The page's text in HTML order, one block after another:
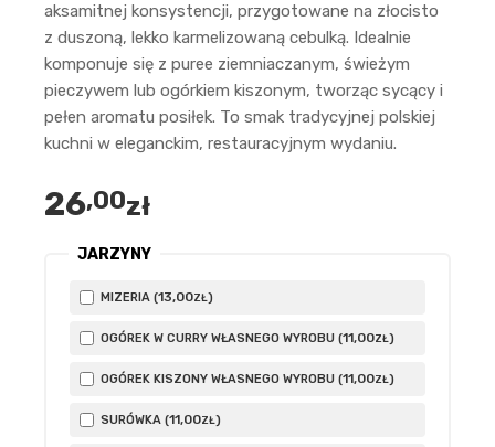
aksamitnej konsystencji, przygotowane na złocisto
z duszoną, lekko karmelizowaną cebulką. Idealnie
komponuje się z puree ziemniaczanym, świeżym
pieczywem lub ogórkiem kiszonym, tworząc sycący i
pełen aromatu posiłek. To smak tradycyjnej polskiej
kuchni w eleganckim, restauracyjnym wydaniu.
26,00zł
JARZYNY
MIZERIA (13,00ZŁ)
OGÓREK W CURRY WŁASNEGO WYROBU (11,00ZŁ)
OGÓREK KISZONY WŁASNEGO WYROBU (11,00ZŁ)
SURÓWKA (11,00ZŁ)